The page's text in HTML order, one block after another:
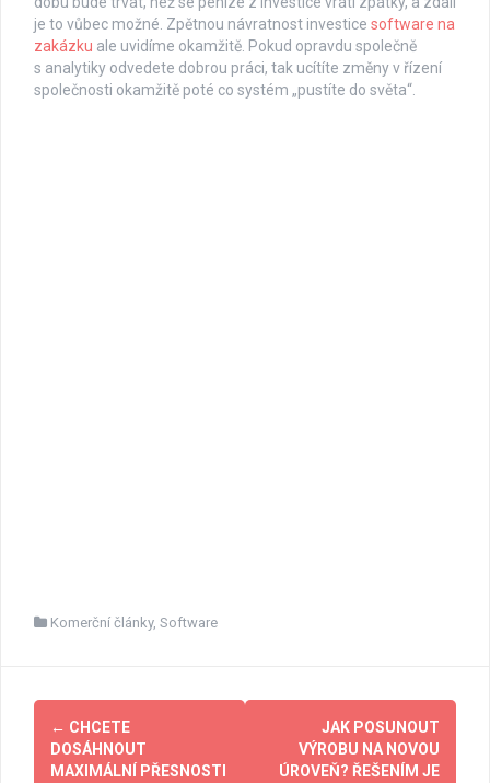
je to vůbec možné. Zpětnou návratnost investice software na
zakázku ale uvidíme okamžitě. Pokud opravdu společně
s analytiky odvedete dobrou práci, tak ucítíte změny v řízení
společnosti okamžitě poté co systém „pustíte do světa“.
Komerční články, Software
Post
navigation
← CHCETE
DOSÁHNOUT
MAXIMÁLNÍ PŘESNOSTI
JAK POSUNOUT
VÝROBU NA NOVOU
ÚROVEŇ? ŘEŠENÍM JE